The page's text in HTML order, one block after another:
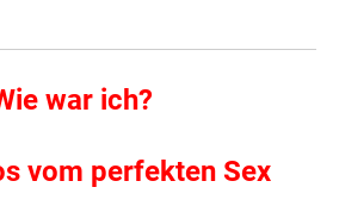
war ich?
vom perfekten Sex